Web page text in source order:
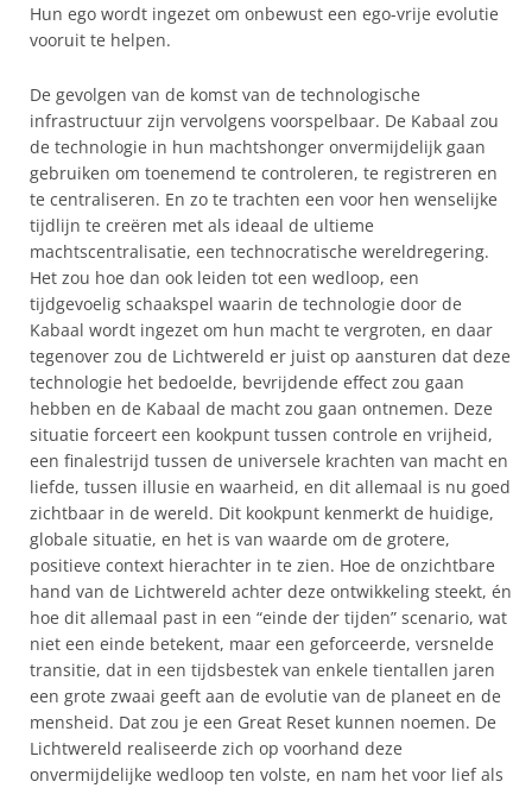
Hun ego wordt ingezet om onbewust een ego-vrije evolutie
vooruit te helpen.
De gevolgen van de komst van de technologische
infrastructuur zijn vervolgens voorspelbaar. De Kabaal zou
de technologie in hun machtshonger onvermijdelijk gaan
gebruiken om toenemend te controleren, te registreren en
te centraliseren. En zo te trachten een voor hen wenselijke
tijdlijn te creëren met als ideaal de ultieme
machtscentralisatie, een technocratische wereldregering.
Het zou hoe dan ook leiden tot een wedloop, een
tijdgevoelig schaakspel waarin de technologie door de
Kabaal wordt ingezet om hun macht te vergroten, en daar
tegenover zou de Lichtwereld er juist op aansturen dat deze
technologie het bedoelde, bevrijdende effect zou gaan
hebben en de Kabaal de macht zou gaan ontnemen. Deze
situatie forceert een kookpunt tussen controle en vrijheid,
een finalestrijd tussen de universele krachten van macht en
liefde, tussen illusie en waarheid, en dit allemaal is nu goed
zichtbaar in de wereld. Dit kookpunt kenmerkt de huidige,
globale situatie, en het is van waarde om de grotere,
positieve context hierachter in te zien. Hoe de onzichtbare
hand van de Lichtwereld achter deze ontwikkeling steekt, én
hoe dit allemaal past in een “einde der tijden” scenario, wat
niet een einde betekent, maar een geforceerde, versnelde
transitie, dat in een tijdsbestek van enkele tientallen jaren
een grote zwaai geeft aan de evolutie van de planeet en de
mensheid. Dat zou je een Great Reset kunnen noemen. De
Lichtwereld realiseerde zich op voorhand deze
onvermijdelijke wedloop ten volste, en nam het voor lief als